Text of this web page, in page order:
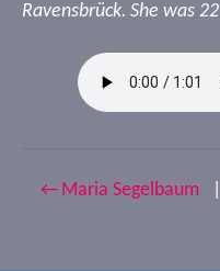
Ravensbrück. She was
← Maria Segelbaum